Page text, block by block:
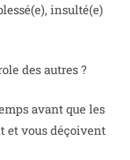
insulté(e)
des autres ?
avant que les
et vous déçoivent